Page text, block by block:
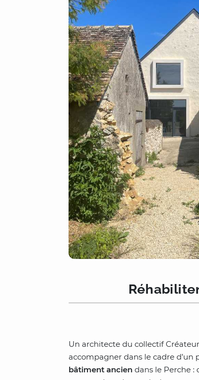
Un architecte du collectif
accompagner dans le cadre d’un
bâtiment anciendans le Perche :